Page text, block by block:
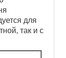
для
так и с